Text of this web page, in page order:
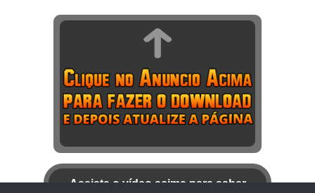
Assista o vídeo acima para saber